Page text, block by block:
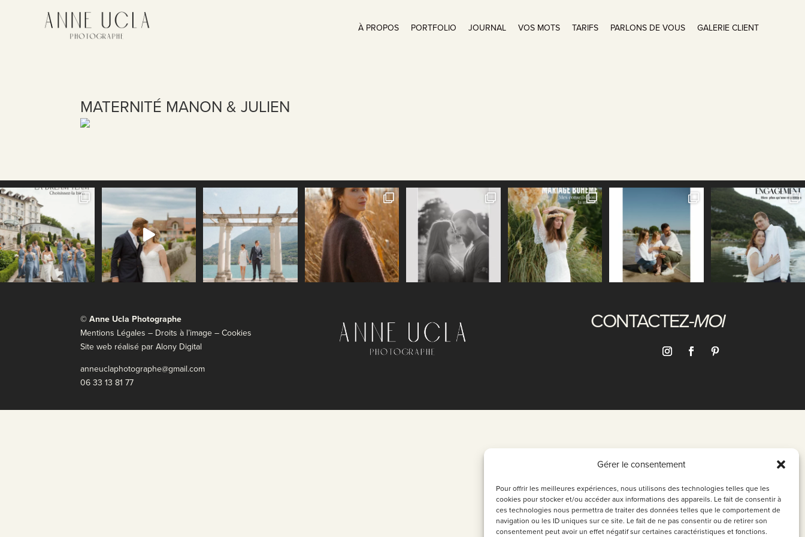
Gérer le consentement
Pour offrir les meilleures expériences, nous utilisons des technologies telles que les
cookies pour stocker et/ou accéder aux informations des appareils. Le fait de consentir à
ces technologies nous permettra de traiter des données telles que le comportement de
navigation ou les ID uniques sur ce site. Le fait de ne pas consentir ou de retirer son
consentement peut avoir un effet négatif sur certaines caractéristiques et fonctions.
À PROPOS PORTFOLIO JOURNAL VOS MOTS TARIFS PARLONS DE VOUS GALERIE CLIENT
MATERNITÉ MANON & JULIEN
© Anne Ucla Photographe
Mentions Légales – Droits à l’image–Cookies
Site web réalisé parAlony Digital
anneuclaphotographe@gmail.com
06 33 13 81 77
CONTACTEZ-MOI